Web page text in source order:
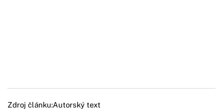
Zdroj článku:Autorský text